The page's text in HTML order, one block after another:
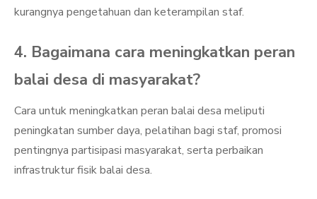
kurangnya pengetahuan dan keterampilan staf.
4. Bagaimana cara meningkatkan peran
balai desa di masyarakat?
Cara untuk meningkatkan peran balai desa meliputi
peningkatan sumber daya, pelatihan bagi staf, promosi
pentingnya partisipasi masyarakat, serta perbaikan
infrastruktur fisik balai desa.